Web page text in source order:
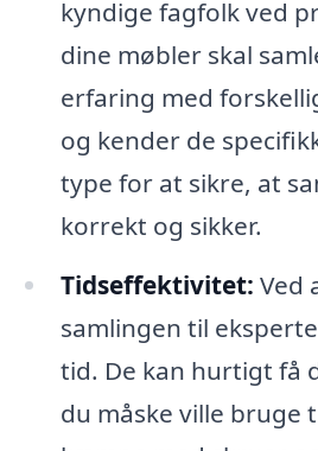
kyndige fagfolk ved
dine møbler skal
erfaring med
og kender de
type for at sikre, at
korrekt og sikker.
Tidseffektivitet: Ved
samlingen til
tid. De kan hurtigt få
du måske ville bruge